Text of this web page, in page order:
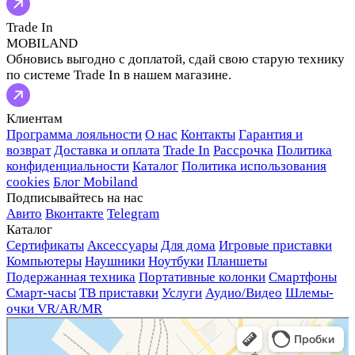
Trade In
MOBILAND
Обновись выгодно с доплатой, сдай свою старую технику
по системе Trade In в нашем магазине.
Клиентам
Программа лояльности О нас Контакты Гарантия и
возврат Доставка и оплата Trade In Рассрочка Политика
конфиденциальности Каталог Политика использования
cookies Блог Mobiland
Подписывайтесь на нас
Авито Вконтакте Telegram
Каталог
Сертификаты Аксессуары Для дома Игровые приставки
Компьютеры Наушники Ноутбуки Планшеты
Подержанная техника Портативные колонки Смартфоны
Смарт-часы ТВ приставки Услуги Аудио/Видео Шлемы-
очки VR/AR/MR
Мобиленд
Магазин электроники в Мурманске